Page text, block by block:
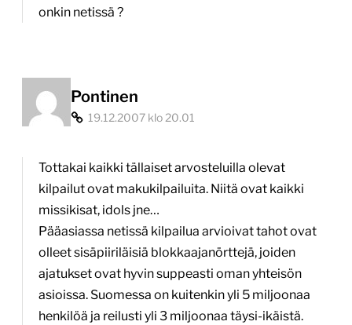
onkin netissä ?
Pontinen
19.12.2007 klo 20.01
Tottakai kaikki tällaiset arvosteluilla olevat
kilpailut ovat makukilpailuita. Niitä ovat kaikki
missikisat, idols jne…
Pääasiassa netissä kilpailua arvioivat tahot ovat
olleet sisäpiiriläisiä blokkaajanörttejä, joiden
ajatukset ovat hyvin suppeasti oman yhteisön
asioissa. Suomessa on kuitenkin yli 5 miljoonaa
henkilöä ja reilusti yli 3 miljoonaa täysi-ikäistä.